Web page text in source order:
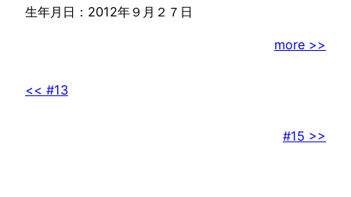
生年月日：2012年９月２７日
more >>
<< #13
#15 >>